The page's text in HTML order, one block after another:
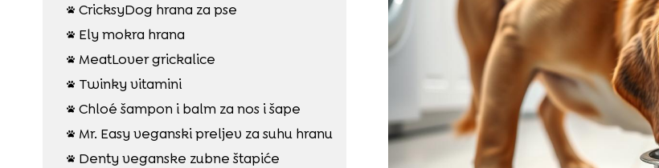
 CricksyDog hrana za pse
 Ely mokra hrana
 MeatLover grickalice
 Twinky vitamini
 Chloé šampon i balm za nos i šape
 Mr. Easy veganski preljev za suhu hranu
 Denty veganske zubne štapiće